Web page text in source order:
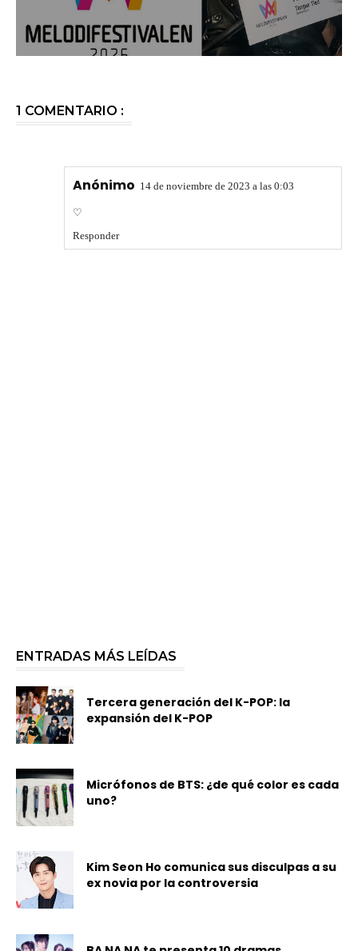
1 COMENTARIO :
Anónimo 14 de noviembre de 2023 a las 0:03
♡
Responder
ENTRADAS MÁS LEÍDAS
Tercera generación del K-POP: la
expansión del K-POP
Micrófonos de BTS: ¿de qué color es cada
uno?
Kim Seon Ho comunica sus disculpas a su
ex novia por la controversia